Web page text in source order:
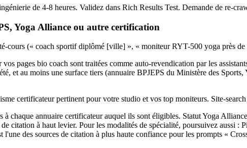
de 4-8 heures. Validez dans Rich Results Test. Demande de re-
Yoga Alliance ou autre certification
cours (« coach sportif diplômé [ville] », « moniteur RYT-500 yoga près de
pages bio coach sont traitées comme auto-revendication par les
et au moins une surface tiers (annuaire BPJEPS du Ministère des
certificateur pertinent pour votre studio et vos top moniteurs. Site-
à chaque annuaire certificateur auquel ils sont éligibles. Statut Yoga
citation à haut levier. Pour les modalités de spécialité, poursuivez aussi
des sources de citation à plus haute confiance pour les prompts «